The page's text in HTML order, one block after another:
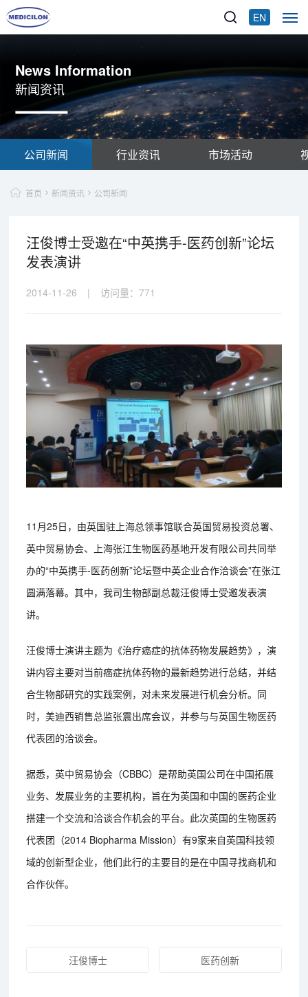
EN
News Information
新闻资讯
公司新闻 行业资讯 市场活动
首页 新闻资讯 公司新闻
汪俊博士受邀在“中英携手-医药创新”论坛
发表演讲
2014-11-26 | 访问量：771
11月25日，由英国驻上海总领事馆联合英国贸易投资总署、
英中贸易协会、上海张江生物医药基地开发有限公司共同举
办的“中英携手-医药创新”论坛暨中英企业合作洽谈会”在张江
圆满落幕。其中，我司生物部副总裁汪俊博士受邀发表演
讲。
汪俊博士演讲主题为《治疗癌症的抗体药物发展趋势》，演
讲内容主要对当前癌症抗体药物的最新趋势进行总结，并结
合生物部研究的实践案例，对未来发展进行机会分析。同
时，美迪西销售总监张震出席会议，并参与与英国生物医药
代表团的洽谈会。
据悉，英中贸易协会（CBBC）是帮助英国公司在中国拓展
业务、发展业务的主要机构，旨在为英国和中国的医药企业
搭建一个交流和洽谈合作机会的平台。此次英国的生物医药
代表团（2014 Biopharma Mission）有9家来自英国科技领
域的创新型企业，他们此行的主要目的是在中国寻找商机和
合作伙伴。
汪俊博士 医药创新